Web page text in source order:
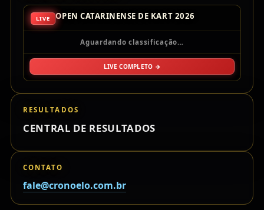
LIVE OPEN CATARINENSE DE KART 2026
Aguardando classificação…
LIVE COMPLETO →
RESULTADOS
CENTRAL DE RESULTADOS
CONTATO
fale@cronoelo.com.br